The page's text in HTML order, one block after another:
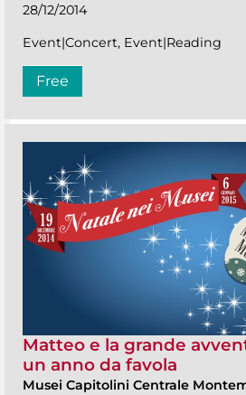
28/12/2014
Event|Concert, Event|Reading
Free
Matteo e la grande
un anno da favola
Musei Capitolini Centrale